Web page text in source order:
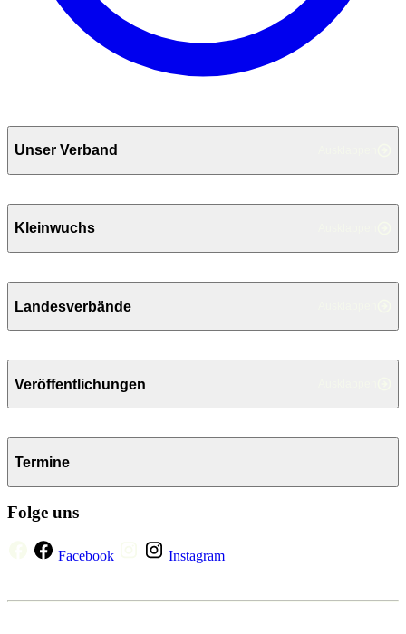
Unser Verband
Kleinwuchs
Landesverbände
Veröffentlichungen
Termine
Folge uns
Facebook Instagram